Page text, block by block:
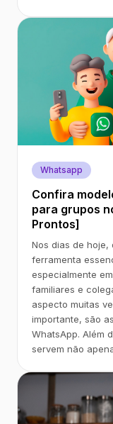
Whatsapp
Confira
para grupos
Prontos]
Nos dias de hoje,
ferramenta
especialmente
familiares e
aspecto muitas
importante, são
WhatsApp. Além
servem não